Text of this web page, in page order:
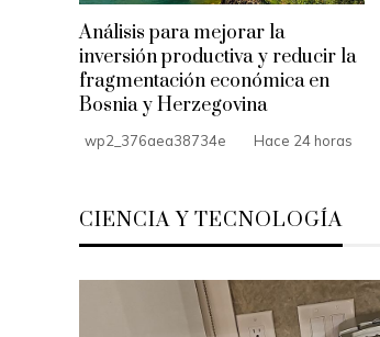
Análisis para mejorar la
inversión productiva y reducir la
fragmentación económica en
Bosnia y Herzegovina
wp2_376aea38734e Hace 24 horas
CIENCIA Y TECNOLOGÍA